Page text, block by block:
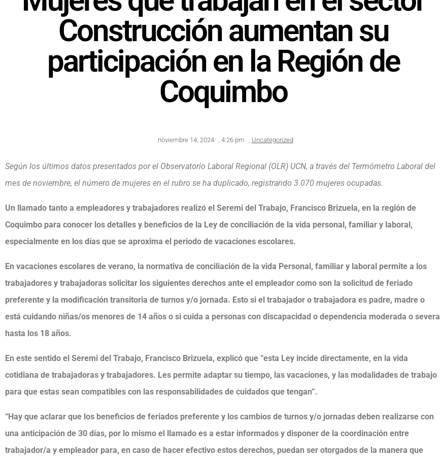
Construcción aumentan su
participación en la Región de
Coquimbo
noviembre 14, 2024 4:26 pm Uncategorized
Según los últimos datos presentados por el Observatorio Laboral Regional (OLR) UCN, a través del Termómetro Laboral del
mes de noviembre, el número de mujeres en el rubro se ha duplicado, registrando 3.070 mujeres ocupadas.
Un llamado tanto a empleadores y trabajadores realizó el Seremi del Trabajo, Francisco Brizuela, en la región de
Coquimbo para conocer los detalles y beneficios de la Ley de conciliación de la vida personal, familiar y laboral,
especialmente en los días que se aproxima el periodo de vacaciones escolares.
En vacaciones escolares de verano, la normativa de conciliación de la vida Personal, familiar y laboral permite a los
trabajadores y trabajadoras solicitar los siguientes derechos ante el empleador como son la solicitud de feriado
preferente y la modificación transitoria de turnos y/o jornada. Esto si el trabajador o trabajadora es padre, madre o
está cuidando niñas/os menores de 14 años o si cuida a personas con discapacidad o dependencia moderada o severa
hasta los 18 años.
En este sentido el Seremi del Trabajo, Francisco Brizuela, explicó que “esta Ley incide directamente, en la vida
cotidiana de trabajadoras y trabajadores. Les permite adaptar su tiempo, las vacaciones, y las modalidades de trabajo
para que estas sean compatibles con las responsabilidades de cuidados que tengan”.
“Hay que aclarar que los beneficios de feriados preferente y los cambios de turnos y/o jornadas deben realizarse con
una anticipación de 30 días, por lo mismo el llamado es a estar informados y disponer de la coordinación entre
trabajador/a y empleador para, en caso de hacer efectivo estos derechos, puedan ser otorgados de la manera que